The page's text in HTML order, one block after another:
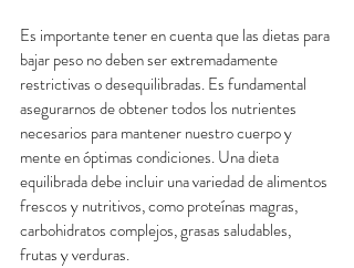
Es importante tener en cuenta que las dietas para
bajar peso no deben ser extremadamente
restrictivas o desequilibradas. Es fundamental
asegurarnos de obtener todos los nutrientes
necesarios para mantener nuestro cuerpo y
mente en óptimas condiciones. Una dieta
equilibrada debe incluir una variedad de alimentos
frescos y nutritivos, como proteínas magras,
carbohidratos complejos, grasas saludables,
frutas y verduras.